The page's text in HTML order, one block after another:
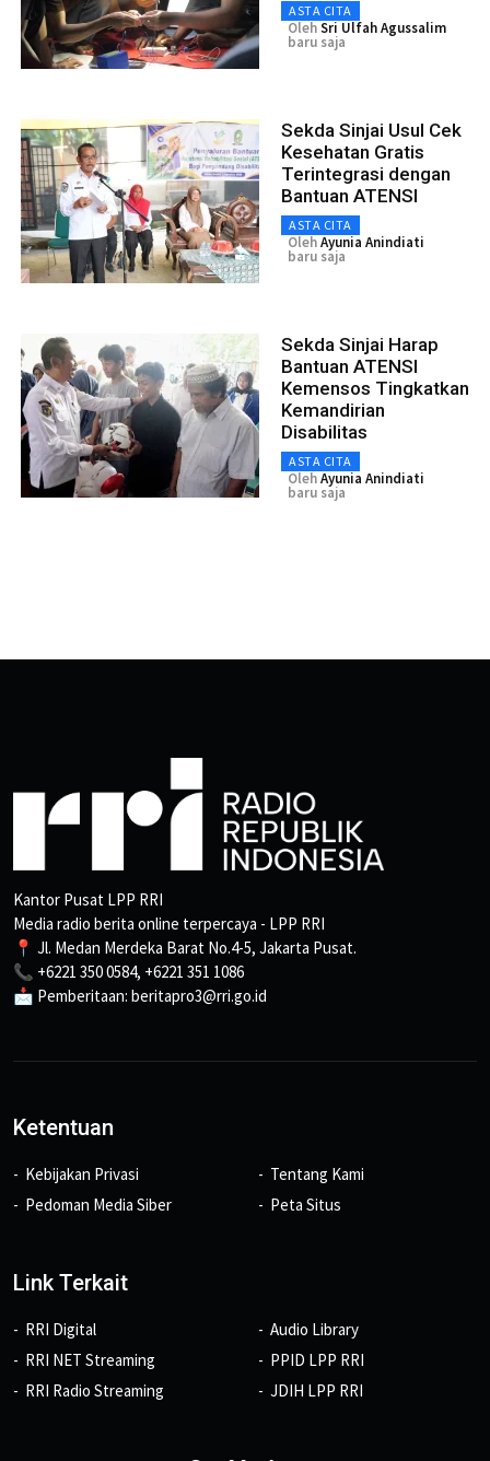
ASTA CITA
OlehSri Ulfah Agussalim
baru saja
Sekda Sinjai Usul Cek
Kesehatan Gratis
Terintegrasi dengan
Bantuan ATENSI
ASTA CITA
OlehAyunia Anindiati
baru saja
Sekda Sinjai Harap
Bantuan ATENSI
Kemensos Tingkatkan
Kemandirian
Disabilitas
ASTA CITA
OlehAyunia Anindiati
baru saja
Kantor Pusat LPP RRI
Media radio berita online terpercaya - LPP RRI
📍 Jl. Medan Merdeka Barat No.4-5, Jakarta Pusat.
📞 +6221 350 0584, +6221 351 1086
📩 Pemberitaan: beritapro3@rri.go.id
Ketentuan
Kebijakan Privasi
Pedoman Media Siber
Tentang Kami
Peta Situs
Link Terkait
RRI Digital
RRI NET Streaming
RRI Radio Streaming
Audio Library
PPID LPP RRI
JDIH LPP RRI